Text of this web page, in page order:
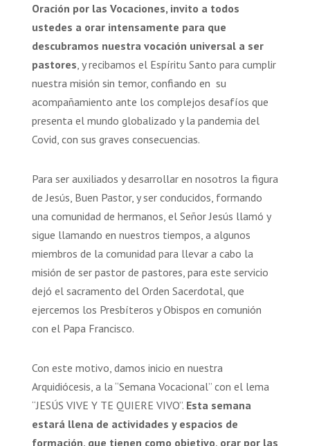
Oración por las Vocaciones, invito a todos
ustedes a orar intensamente para que
descubramos nuestra vocación universal a ser
pastores , y recibamos el Espíritu Santo para cumplir
nuestra misión sin temor, confiando en su
acompañamiento ante los complejos desafíos que
presenta el mundo globalizado y la pandemia del
Covid, con sus graves consecuencias.
Para ser auxiliados y desarrollar en nosotros la figura
de Jesús, Buen Pastor, y ser conducidos, formando
una comunidad de hermanos, el Señor Jesús llamó y
sigue llamando en nuestros tiempos, a algunos
miembros de la comunidad para llevar a cabo la
misión de ser pastor de pastores, para este servicio
dejó el sacramento del Orden Sacerdotal, que
ejercemos los Presbíteros y Obispos en comunión
con el Papa Francisco.
Con este motivo, damos inicio en nuestra
Arquidiócesis, a la “Semana Vocacional” con el lema
“JESÚS VIVE Y TE QUIERE VIVO”. Esta semana
estará llena de actividades y espacios de
formación, que tienen como objetivo, orar por las